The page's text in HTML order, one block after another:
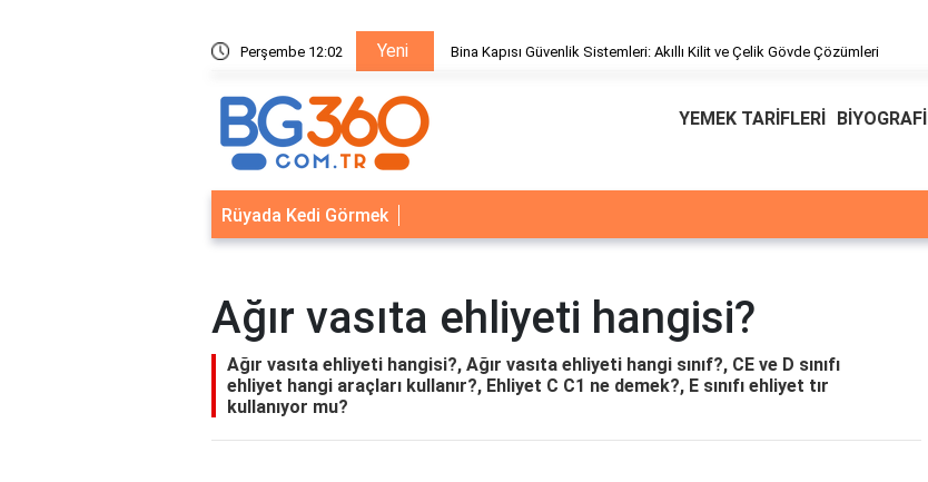
Perşembe 12:02 Yeni
Sistemleri: Akıllı Kilit ve Çelik Gövde Çözümleri Bina Kapısı Güvenlik Sistemleri: Akıllı Kilit ve Çelik Gövde Çözümleri
YEMEK TARİFLERİ BİYOGRAFİ
Rüyada Kedi Görmek
Ağır vasıta ehliyeti hangisi?
Ağır vasıta ehliyeti hangisi?, Ağır vasıta ehliyeti hangi sınıf?, CE ve D sınıfı
ehliyet hangi araçları kullanır?, Ehliyet C C1 ne demek?, E sınıfı ehliyet tır
kullanıyor mu?